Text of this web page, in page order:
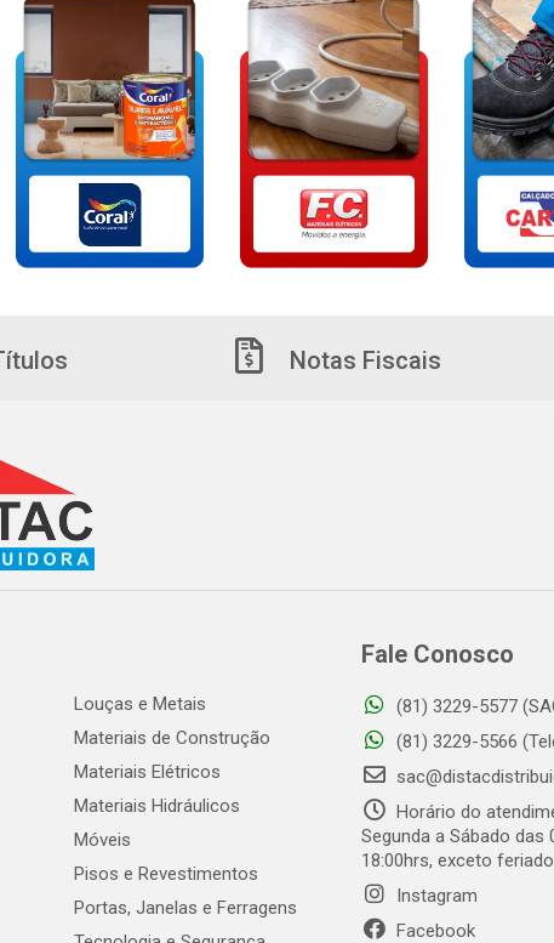
Notas Fiscais
Louças e Metais
Materiais de Construção
Materiais Elétricos
Materiais Hidráulicos
Móveis
Pisos e Revestimentos
Portas, Janelas e Ferragens
Fale Conosco
(81) 3229-5577
(81) 3229-5566
Horário do
Segunda a Sábado das
18:00hrs, exceto
Instagram
Facebook